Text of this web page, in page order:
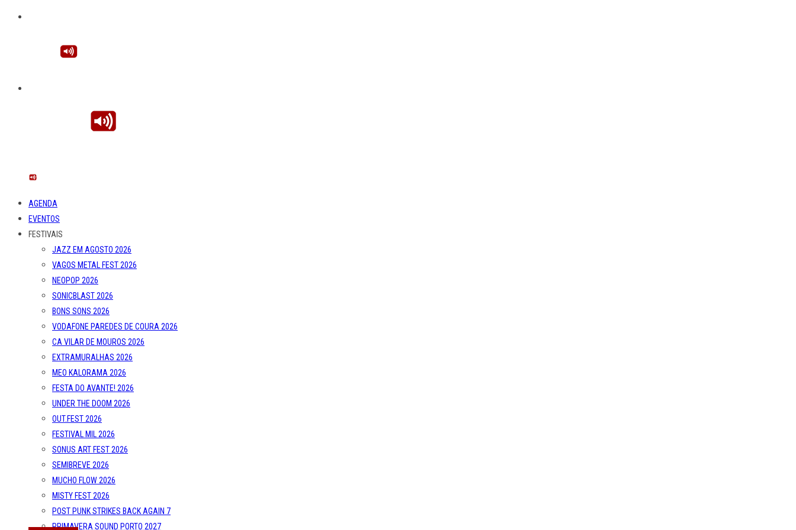
AGENDA
EVENTOS
FESTIVAIS
JAZZ EM AGOSTO 2026
VAGOS METAL FEST 2026
NEOPOP 2026
SONICBLAST 2026
BONS SONS 2026
VODAFONE PAREDES DE COURA 2026
CA VILAR DE MOUROS 2026
EXTRAMURALHAS 2026
MEO KALORAMA 2026
FESTA DO AVANTE! 2026
UNDER THE DOOM 2026
OUT.FEST 2026
FESTIVAL MIL 2026
SONUS ART FEST 2026
SEMIBREVE 2026
MUCHO FLOW 2026
MISTY FEST 2026
POST PUNK STRIKES BACK AGAIN 7
PRIMAVERA SOUND PORTO 2027